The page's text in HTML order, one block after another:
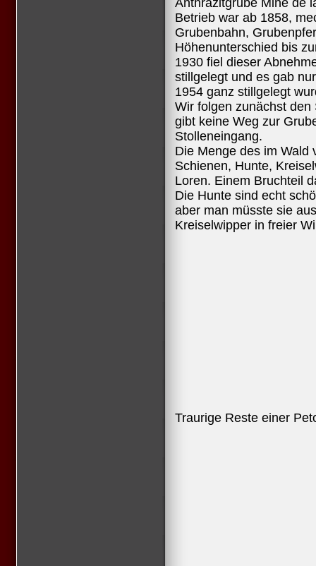
Anthrazitgrube Mine de
Betrieb war ab 1858,
Grubenbahn,
Höhenunterschied bis
1930 fiel dieser
stillgelegt und es gab
1954 ganz stillgelegt
Wir folgen zunächst
gibt keine Weg zur
Stolleneingang.
Die Menge des im Wald
Schienen, Hunte,
Loren. Einem Bruchteil
Die Hunte sind echt
aber man müsste sie
Kreiselwipper in freier
Traurige Reste einer